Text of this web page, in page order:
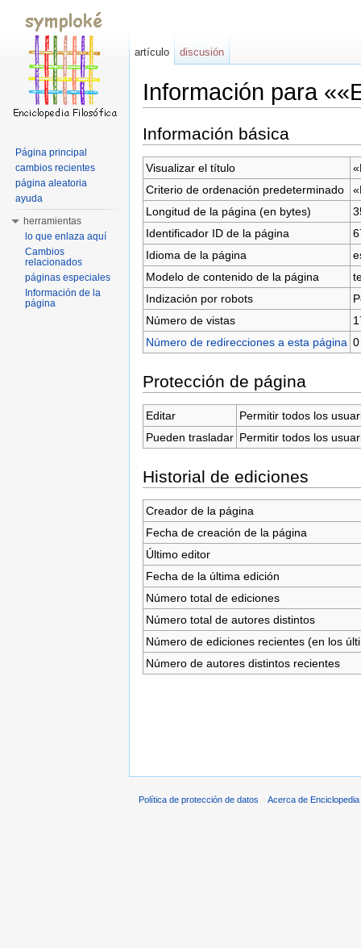
Información para
Información básica
Visualizar el título
Criterio de ordenación predeterminado
Longitud de la página (en bytes)
Identificador ID de la página
Idioma de la página
Modelo de contenido de la página
Indización por robots
Número de vistas
Número de redirecciones a esta página 0
Protección de página
Editar
Permitir todos los
Pueden trasladar Permitir todos los
Historial de ediciones
Creador de la página
Fecha de creación de la página
Último editor
Fecha de la última edición
Número total de ediciones
Número total de autores distintos
Número de ediciones recientes (en los
Número de autores distintos recientes
artículo discusión
Página principal
cambios recientes
página aleatoria
ayuda
herramientas
lo que enlaza aquí
Cambios
relacionados
páginas especiales
Información de la
página
Política de protección de datos Acerca de